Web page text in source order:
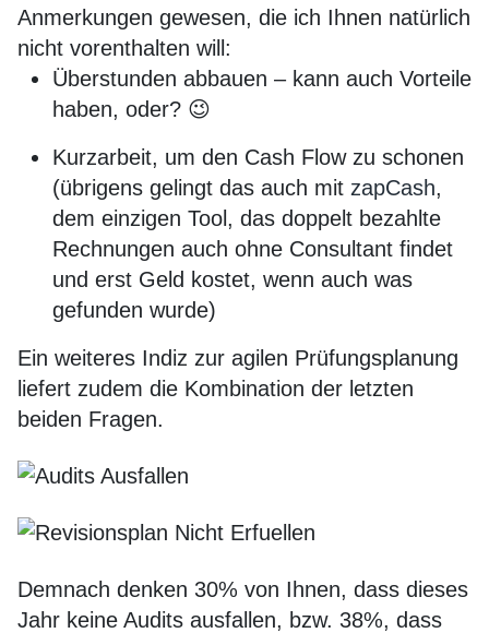
Anmerkungen gewesen, die ich Ihnen natürlich
nicht vorenthalten will:
Überstunden abbauen – kann auch Vorteile
haben, oder? 😉
Kurzarbeit, um den Cash Flow zu schonen
(übrigens gelingt das auch mit zapCash,
dem einzigen Tool, das doppelt bezahlte
Rechnungen auch ohne Consultant findet
und erst Geld kostet, wenn auch was
gefunden wurde)
Ein weiteres Indiz zur agilen Prüfungsplanung
liefert zudem die Kombination der letzten
beiden Fragen.
Demnach denken 30% von Ihnen, dass dieses
Jahr keine Audits ausfallen, bzw. 38%, dass